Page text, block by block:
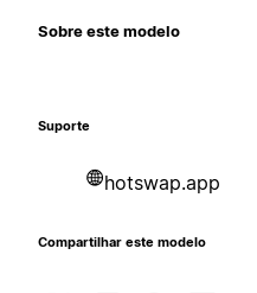
Sobre este modelo
Suporte
hotswap.app
Compartilhar este modelo